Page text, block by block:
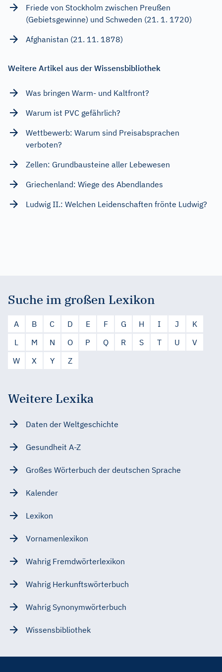
Friede von Stockholm zwischen Preußen
(Gebietsgewinne) und Schweden (21. 1. 1720)
Afghanistan (21. 11. 1878)
Weitere Artikel aus der Wissensbibliothek
Was bringen Warm- und Kaltfront?
Warum ist PVC gefährlich?
Wettbewerb: Warum sind Preisabsprachen
verboten?
Zellen: Grundbausteine aller Lebewesen
Griechenland: Wiege des Abendlandes
Ludwig II.: Welchen Leidenschaften frönte Ludwig?
Suche im großen Lexikon
A B C D E F G H I J
K
L
M N O P Q R S T U
V
W
X Y Z
Weitere Lexika
Daten der Weltgeschichte
Gesundheit A-Z
Großes Wörterbuch der deutschen Sprache
Kalender
Lexikon
Vornamenlexikon
Wahrig Fremdwörterlexikon
Wahrig Herkunftswörterbuch
Wahrig Synonymwörterbuch
Wissensbibliothek